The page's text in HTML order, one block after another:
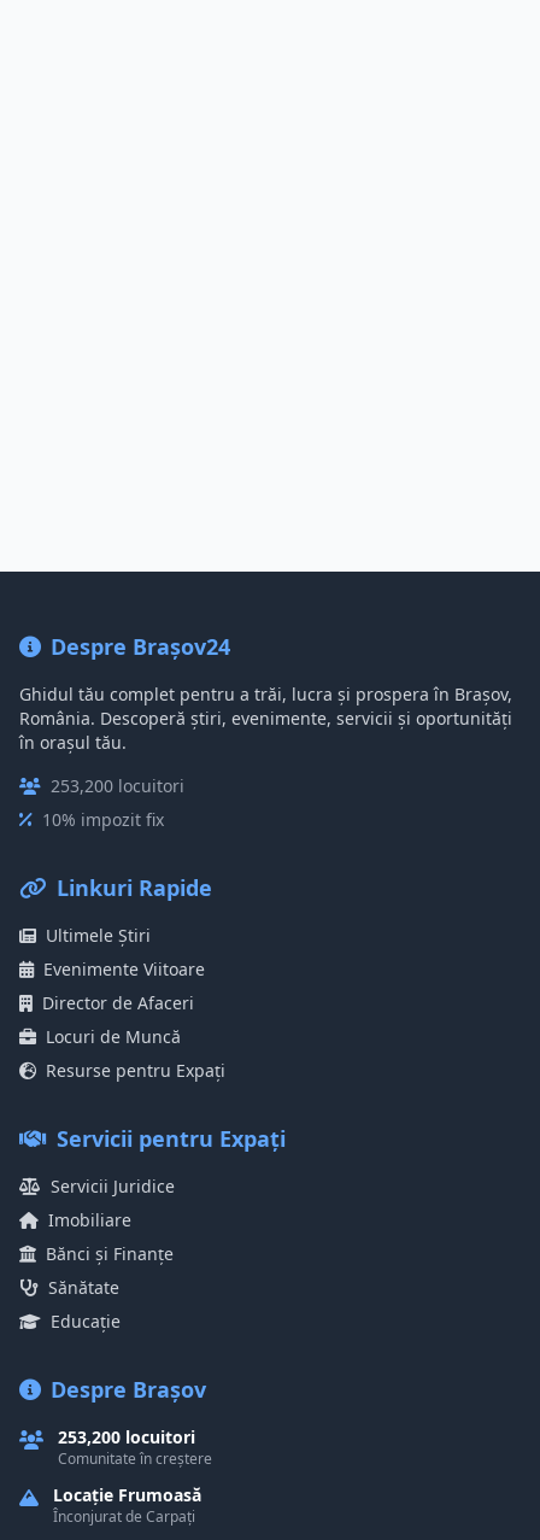
Despre Brașov24
Ghidul tău complet pentru a trăi, lucra și prospera în Brașov,
România. Descoperă știri, evenimente, servicii și oportunități
în orașul tău.
253,200 locuitori
10% impozit fix
Linkuri Rapide
Ultimele Știri
Evenimente Viitoare
Director de Afaceri
Locuri de Muncă
Resurse pentru Expați
Servicii pentru Expați
Servicii Juridice
Imobiliare
Bănci și Finanțe
Sănătate
Educație
Despre Brașov
253,200 locuitori
Comunitate în creștere
Locație Frumoasă
Înconjurat de Carpați